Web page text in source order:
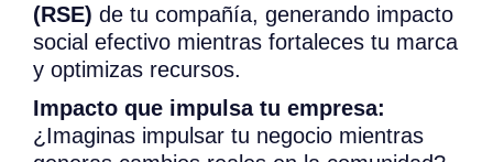
(RSE) de tu compañía, generando impacto
social efectivo mientras fortaleces tu marca
y optimizas recursos.
Impacto que impulsa tu empresa:
¿Imaginas impulsar tu negocio mientras